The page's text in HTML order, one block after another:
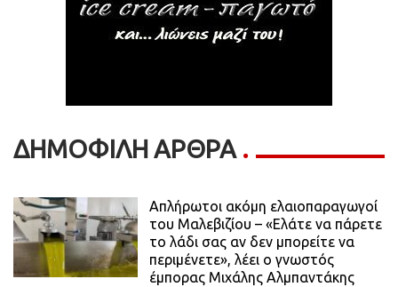
ΔΗΜΟΦΙΛΗ ΑΡΘΡΑ
Απλήρωτοι ακόμη ελαιοπαραγωγοί
του Μαλεβιζίου – «Ελάτε να πάρετε
το λάδι σας αν δεν μπορείτε να
περιμένετε», λέει ο γνωστός
έμπορας Μιχάλης Αλμπαντάκης